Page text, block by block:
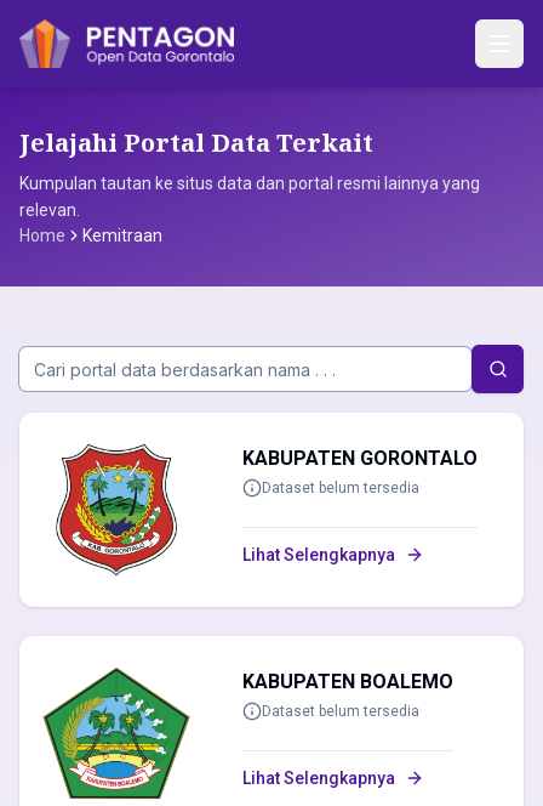
Jelajahi Portal Data Terkait
Kumpulan tautan ke situs data dan portal resmi lainnya yang
relevan.
Home
Kemitraan
KABUPATEN GORONTALO
Dataset belum tersedia
Lihat Selengkapnya
KABUPATEN BOALEMO
Dataset belum tersedia
Lihat Selengkapnya
Kecepatan Baca 1.0x
Ukuran Font 100%